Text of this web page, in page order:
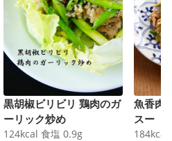
黒胡椒ビリビリ 鶏肉のガ
ーリック炒め
124kcal 食塩 0.9g
魚香肉
スー
184kcal